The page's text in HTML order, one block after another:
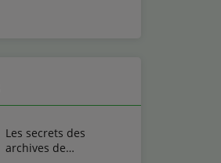
Les secrets des
archives de